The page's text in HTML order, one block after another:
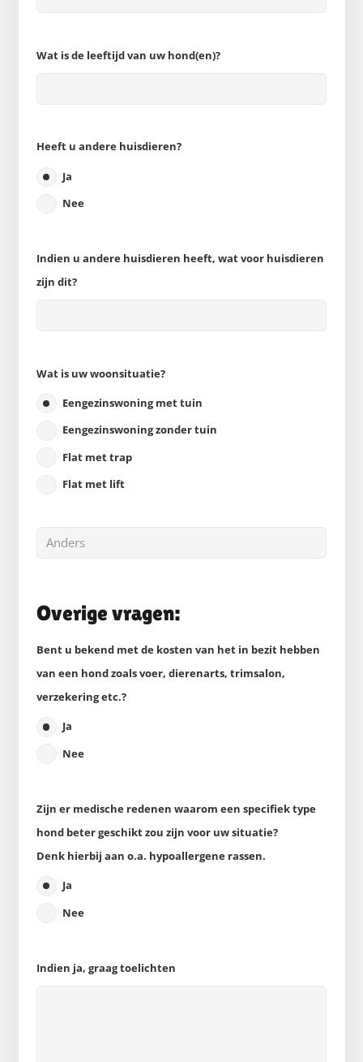
Wat is de leeftijd van uw hond(en)?
Heeft u andere huisdieren?
Ja
Nee
Indien u andere huisdieren heeft, wat voor huisdieren
zijn dit?
Wat is uw woonsituatie?
Eengezinswoning met tuin
Eengezinswoning zonder tuin
Flat met trap
Flat met lift
Overige vragen:
Bent u bekend met de kosten van het in bezit hebben
van een hond zoals voer, dierenarts, trimsalon,
verzekering etc.?
Ja
Nee
Zijn er medische redenen waarom een specifiek type
hond beter geschikt zou zijn voor uw situatie?
Denk hierbij aan o.a. hypoallergene rassen.
Ja
Nee
Indien ja, graag toelichten